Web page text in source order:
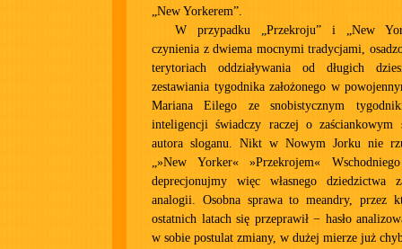
„New Yorkerem”.
W przypadku „Przekroju” i „New
czynienia z dwiema mocnymi tradycjami,
terytoriach oddziaływania od długich
zestawiania tygodnika założonego w
Mariana Eilego ze snobistycznym
inteligencji świadczy raczej o zaściankowym
autora sloganu. Nikt w Nowym Jorku nie
„»New Yorker« »Przekrojem«
deprecjonujmy więc własnego dziedzictwa
analogii. Osobna sprawa to meandry, przez
ostatnich latach się przeprawił − hasło
w sobie postulat zmiany, w dużej mierze już